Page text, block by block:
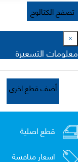
تصفح الكتالوج
×
معلومات التسعيرة
أضف قطع اخرى
قطع اصلية
اسعار منافسة